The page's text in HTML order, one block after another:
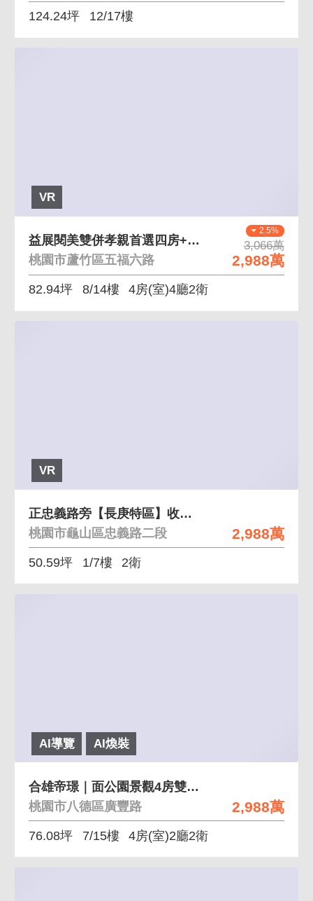
124.24坪 12/17樓
VR
2.5%
3,066萬
2,988萬
益展閱美雙併孝親首選四房+雙平面車位
桃園市蘆竹區五福六路
82.94坪 8/14樓 4房(室)4廳2衛
VR
2,988萬
正忠義路旁【長庚特區】收租雙車位金店面
桃園市龜山區忠義路二段
50.59坪 1/7樓 2衛
AI導覽 AI煥裝
2,988萬
合雄帝璟｜面公園景觀4房雙車位
桃園市八德區廣豐路
76.08坪 7/15樓 4房(室)2廳2衛